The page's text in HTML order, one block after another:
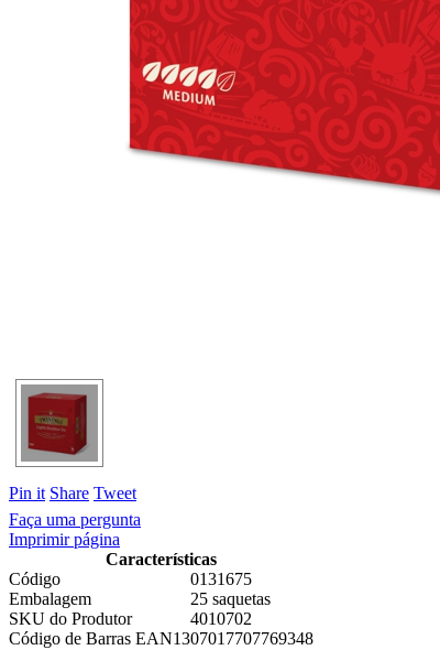
Pin it Share Tweet
Faça uma pergunta
Imprimir página
Características
Código
0131675
Embalagem
25 saquetas
SKU do Produtor
4010702
Código de Barras EAN1307017707769348